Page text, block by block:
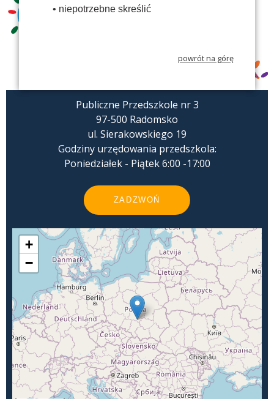
• niepotrzebne skreślić
powrót na górę
Publiczne Przedszkole nr 3
97-500 Radomsko
ul. Sierakowskiego 19
Godziny urzędowania przedszkola:
Poniedziałek - Piątek 6:00 -17:00
ZADZWOŃ
+
−